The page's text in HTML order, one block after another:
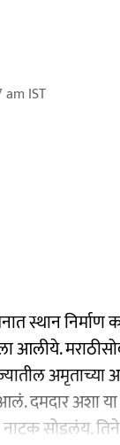
am IST
स्थान
आलीये.
दमदार अशा
नाटक सोडलंय.